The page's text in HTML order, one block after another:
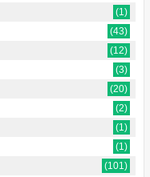
(1)
(43)
(12)
(3)
(20)
(2)
(1)
(1)
(101)